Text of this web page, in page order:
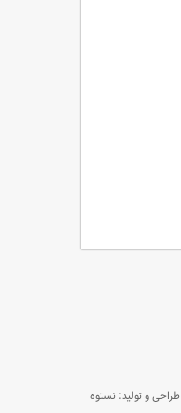
طراحی و تولید: نستوه